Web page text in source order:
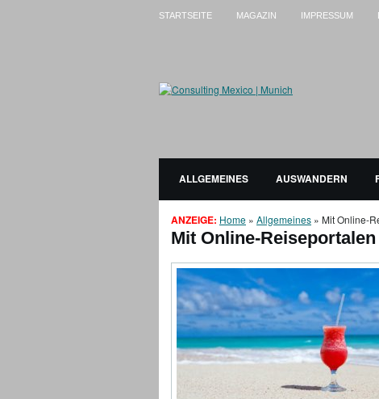
STARTSEITE MAGAZIN IMPRESSUM
ALLGEMEINES AUSWANDERN
ANZEIGE: Home » Allgemeines » Mit Online-
Mit Online-